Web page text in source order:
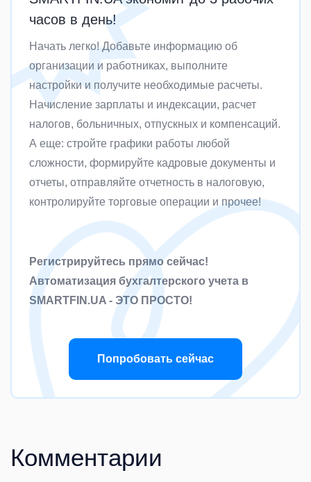
часов в день!
Начать легко! Добавьте информацию об
организации и работниках, выполните
настройки и получите необходимые расчеты.
Начисление зарплаты и индексации, расчет
налогов, больничных, отпускных и компенсаций.
А еще: стройте графики работы любой
сложности, формируйте кадровые документы и
отчеты, отправляйте отчетность в налоговую,
контролируйте торговые операции и прочее!
Регистрируйтесь прямо сейчас!
Автоматизация бухгалтерского учета в
SMARTFIN.UA - ЭТО ПРОСТО!
Попробовать сейчас
Комментарии